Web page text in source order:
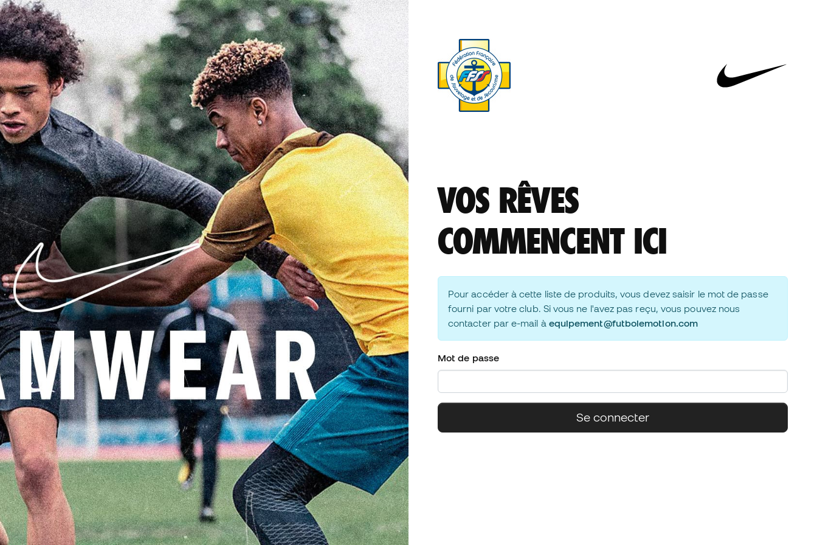
VOS RÊVES
COMMENCENT ICI
Pour accéder à cette liste de produits, vous devez saisir le mot de passe
fourni par votre club. Si vous ne l'avez pas reçu, vous pouvez nous
contacter par e-mail à equipement@futbolemotion.com
Mot de passe
Se connecter